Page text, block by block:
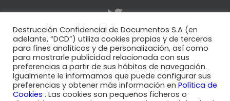
El#RGPDintrodujo en España la nueva figura del
Delegado de Protección de Datos y la nueva #LOPDla
ha reforzado.… twitter.com/i/web/status/1…
8 años ago
Destrucción Confidencial de Documentos S.A (en
adelante, “DCD”) utiliza cookies propias y de terceros
para fines analíticos y de personalización, así como
para mostrarle publicidad relacionada con sus
preferencias a partir de sus hábitos de navegación.
Igualmente le informamos que puede configurar sus
preferencias y obtener más información en Política de
Cookies . Las cookies son pequeños ficheros o